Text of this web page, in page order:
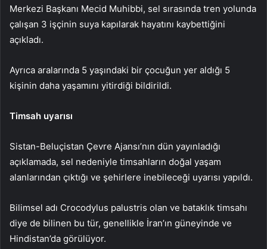
Merkezi Başkanı Mecid Muhibbi, sel sırasında tren yolunda
çalışan 3 işçinin suya kapılarak hayatını kaybettiğini
açıkladı.
Ayrıca aralarında 5 yaşındaki bir çocuğun yer aldığı 5
kişinin daha yaşamını yitirdiği bildirildi.
Timsah uyarısı
Sistan-Beluçistan Çevre Ajansı’nın dün yayınladığı
açıklamada, sel nedeniyle timsahların doğal yaşam
alanlarından çıktığı ve şehirlere inebileceği uyarısı yapıldı.
Bilimsel adı Crocodylus palustris olan ve bataklık timsahı
diye de bilinen bu tür, genellikle İran’ın güneyinde ve
Hindistan’da görülüyor.